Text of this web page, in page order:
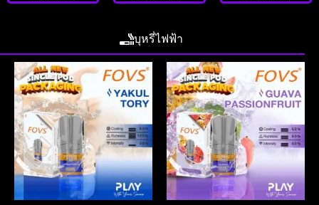
บุหรี่ไฟฟ้า